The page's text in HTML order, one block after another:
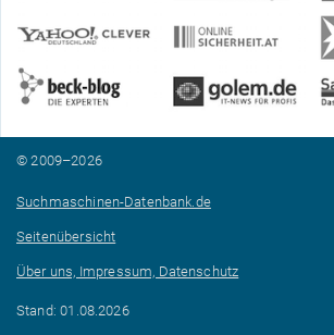
© 2009–2026
Suchmaschinen-Datenbank.de
Seitenübersicht
Über uns, Impressum, Datenschutz
Stand: 01.08.2026